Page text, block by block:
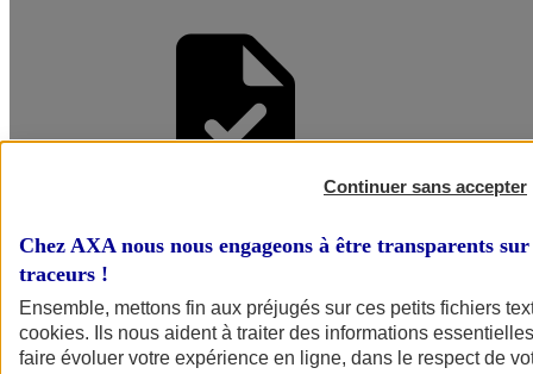
Conseiller
Continuer sans accepter
Chez AXA nous nous engageons à être transparents
traceurs !
Ensemble, mettons fin aux préjugés sur ces petits fichiers
cookies. Ils nous aident à traiter des informations
faire évoluer votre expérience en ligne, dans le respect de